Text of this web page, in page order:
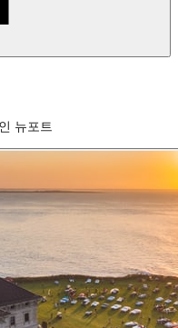
뉴포트